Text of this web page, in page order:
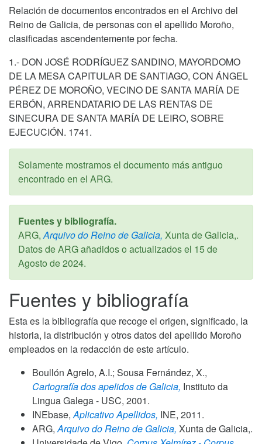
Relación de documentos encontrados en el Archivo del
Reino de Galicia, de personas con el apellido Moroño,
clasificadas ascendentemente por fecha.
1.- DON JOSÉ RODRÍGUEZ SANDINO, MAYORDOMO
DE LA MESA CAPITULAR DE SANTIAGO, CON ÁNGEL
PÉREZ DE MOROÑO, VECINO DE SANTA MARÍA DE
ERBÓN, ARRENDATARIO DE LAS RENTAS DE
SINECURA DE SANTA MARÍA DE LEIRO, SOBRE
EJECUCIÓN. 1741.
Solamente mostramos el documento más antiguo
encontrado en el ARG.
Fuentes y bibliografía.
ARG, Arquivo do Reino de Galicia, Xunta de Galicia,.
Datos de ARG añadidos o actualizados el 15 de
Agosto de 2024.
Fuentes y bibliografía
Esta es la bibliografía que recoge el origen, significado, la
historia, la distribución y otros datos del apellido Moroño
empleados en la redacción de este artículo.
Boullón Agrelo, A.I.; Sousa Fernández, X.,
Cartografía dos apelidos de Galicia, Instituto da
Lingua Galega - USC, 2001.
INEbase, Aplicativo Apellidos, INE, 2011.
ARG, Arquivo do Reino de Galicia, Xunta de Galicia,.